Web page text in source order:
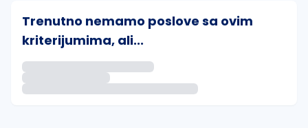
Trenutno nemamo poslove sa ovim
kriterijumima, ali...